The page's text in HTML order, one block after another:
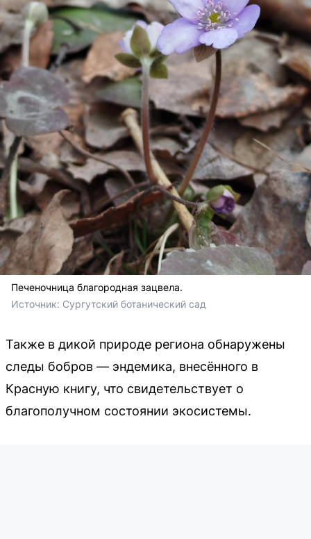
Печеночница благородная зацвела.
Источник: Сургутский ботанический сад
Также в дикой природе региона обнаружены
следы бобров — эндемика, внесённого в
Красную книгу, что свидетельствует о
благополучном состоянии экосистемы.